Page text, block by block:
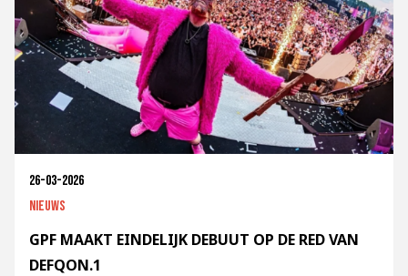
26-03-2026
Nieuws
GPF MAAKT EINDELIJK DEBUUT OP DE RED VAN
DEFQON.1